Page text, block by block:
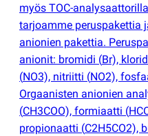
myös TOC-
tarjoamme peruspakettia
anionien pakettia.
anionit: bromidi (Br),
(NO3), nitriitti (NO2),
Orgaanisten anionien
(CH3COO), formiaatti (
propionaatti (C2H5CO2),